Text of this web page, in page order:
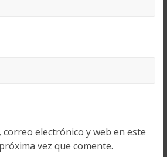
electrónico y web en este
vez que comente.